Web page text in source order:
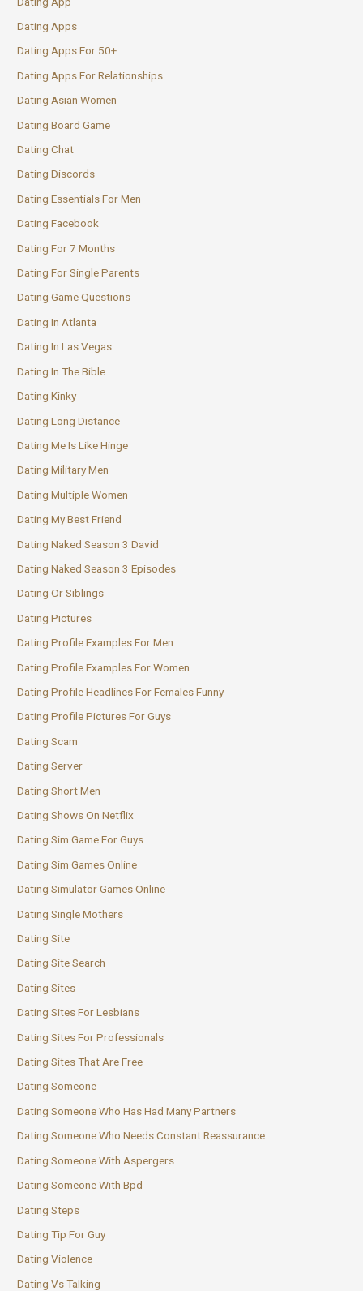
Dating Apps
Dating Apps For 50+
Dating Apps For Relationships
Dating Asian Women
Dating Board Game
Dating Chat
Dating Discords
Dating Essentials For Men
Dating Facebook
Dating For 7 Months
Dating For Single Parents
Dating Game Questions
Dating In Atlanta
Dating In Las Vegas
Dating In The Bible
Dating Kinky
Dating Long Distance
Dating Me Is Like Hinge
Dating Military Men
Dating Multiple Women
Dating My Best Friend
Dating Naked Season 3 David
Dating Naked Season 3 Episodes
Dating Or Siblings
Dating Pictures
Dating Profile Examples For Men
Dating Profile Examples For Women
Dating Profile Headlines For Females Funny
Dating Profile Pictures For Guys
Dating Scam
Dating Server
Dating Short Men
Dating Shows On Netflix
Dating Sim Game For Guys
Dating Sim Games Online
Dating Simulator Games Online
Dating Single Mothers
Dating Site
Dating Site Search
Dating Sites
Dating Sites For Lesbians
Dating Sites For Professionals
Dating Sites That Are Free
Dating Someone
Dating Someone Who Has Had Many Partners
Dating Someone Who Needs Constant Reassurance
Dating Someone With Aspergers
Dating Someone With Bpd
Dating Steps
Dating Tip For Guy
Dating Violence
Dating Vs Talking